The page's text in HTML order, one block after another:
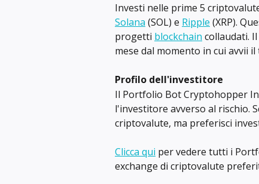
Investi nelle prime 5
Solana (SOL) e Ripple (XRP).
progetti blockchain collaudati.
mese dal momento in cui avvii
Profilo dell'investitore
Il Portfolio Bot Cryptohopper
l'investitore avverso al rischio.
criptovalute, ma preferisci
Clicca qui per vedere tutti i
exchange di criptovalute